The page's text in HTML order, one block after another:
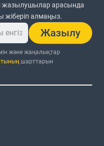
жазылушылар арасында
алмаңыз.
Жазылу
және жаңалықтар
шарттарын